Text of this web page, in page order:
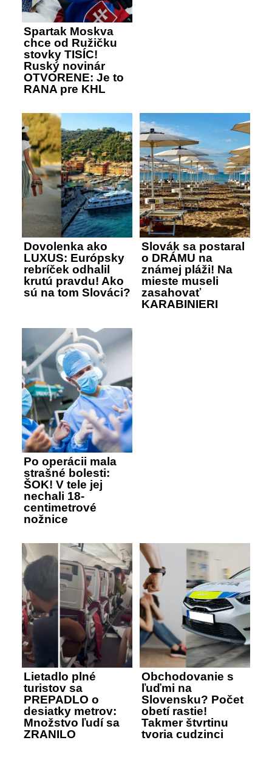
Spartak Moskva
chce od Ružičku
stovky TISÍC!
Ruský novinár
OTVORENE: Je to
RANA pre KHL
Dovolenka ako
LUXUS: Európsky
rebríček odhalil
krutú pravdu! Ako
sú na tom Slováci?
Slovák sa postaral
o DRÁMU na
známej pláži! Na
mieste museli
zasahovať
KARABINIERI
Po operácii mala
strašné bolesti:
ŠOK! V tele jej
nechali 18-
centimetrové
nožnice
Lietadlo plné
turistov sa
PREPADLO o
desiatky metrov:
Množstvo ľudí sa
ZRANILO
Obchodovanie s
ľuďmi na
Slovensku? Počet
obetí rastie!
Takmer štvrtinu
tvoria cudzinci